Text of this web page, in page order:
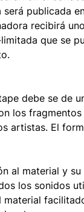
publicada
recibirá
que se
debe se de
los
artistas. El
al material y
los sonidos
material